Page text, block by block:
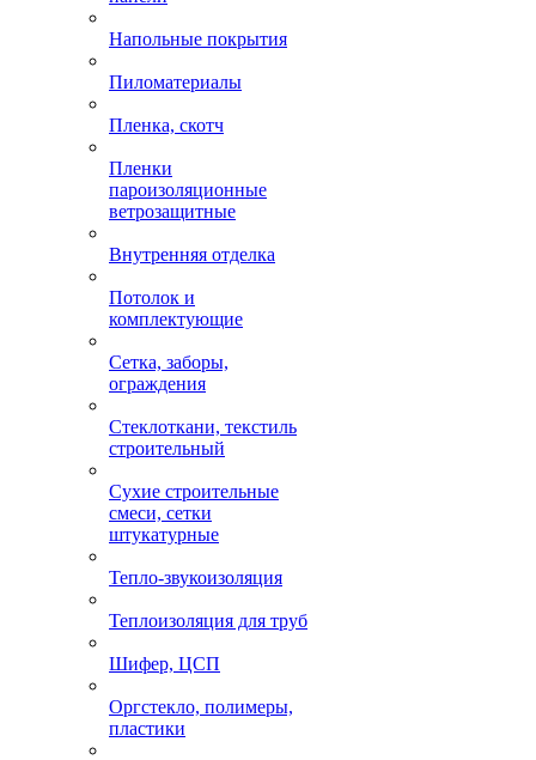
Напольные покрытия
Пиломатериалы
Пленка, скотч
Пленки
пароизоляционные
ветрозащитные
Внутренняя отделка
Потолок и
комплектующие
Сетка, заборы,
ограждения
Стеклоткани, текстиль
строительный
Сухие строительные
смеси, сетки
штукатурные
Тепло-звукоизоляция
Теплоизоляция для труб
Шифер, ЦСП
Оргстекло, полимеры,
пластики